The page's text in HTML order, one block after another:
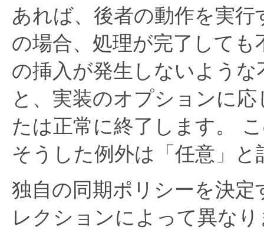
あれば、後者の動作を実
の場合、処理が完了して
の挿入が発生しないよう
と、実装のオプションに
たは正常に終了します。
そうした例外は「任意」
独自の同期ポリシーを決
レクションによって異な